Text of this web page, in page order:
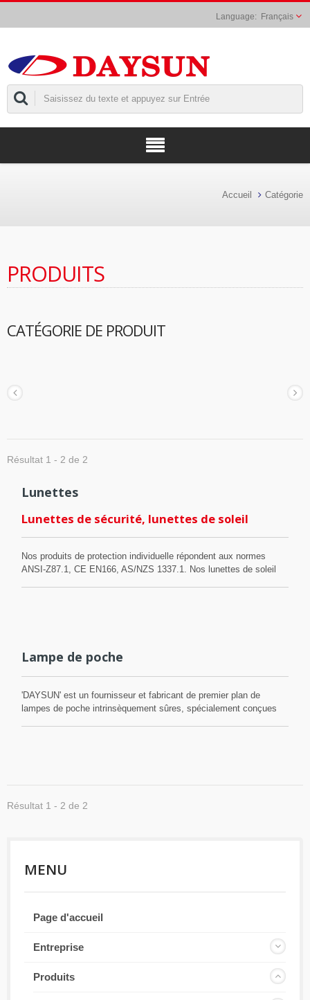
Français
Accueil Catégorie
PRODUITS
CATÉGORIE DE PRODUIT
Résultat 1 - 2 de 2
Lunettes
Lunettes de sécurité, lunettes de soleil
Nos produits de protection individuelle répondent aux normes
ANSI-Z87.1, CE EN166, AS/NZS 1337.1. Nos lunettes de soleil
de conception, qui peut fournir des designs selon les besoins des
clients. Fournir des produits de la plus haute qualité est la
Lampe de poche
'DAYSUN' est un fournisseur et fabricant de premier plan de
lampes de poche intrinsèquement sûres, spécialement conçues
poche intrinsèquement sûres, DAYSUN est fier de proposer une
besoin d'une lampe de poche antidéflagrante, d'une lampe de
intrinsèquement sûres sont méticuleusement conçues et
environnements dangereux. Avec nos produits, les travailleurs
compromettre leur bien-être. Faites équipe avec DAYSUN pour
Résultat 1 - 2 de 2
MENU
Page d'accueil
Entreprise
Produits